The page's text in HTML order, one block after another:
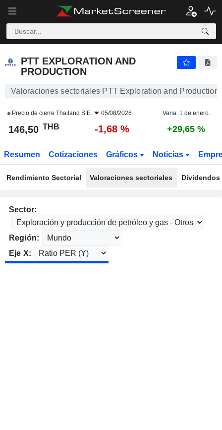
PTT EXPLORATION AND
PRODUCTION
Valoraciones sectoriales PTT Exploration and Production
Precio de cierre Thailand S.E. 05/08/2026 Varia. 1 de enero.
146,50 THB -1,68 % +29,65 %
Resumen Cotizaciones Gráficos Noticias
Rendimiento Sectorial Valoraciones sectoriales
Sector:
Región:
Eje X: